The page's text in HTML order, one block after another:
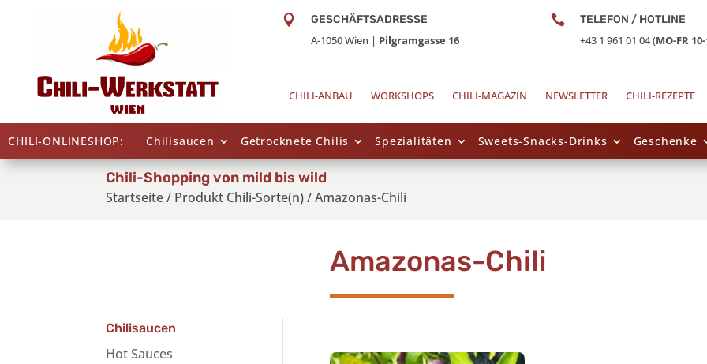
 GESCHÄFTSADRESSE
A-1050 Wien | Pilgramgasse 16
 TELEFON / HOTLINE
+43 1 961 01 04 (MO-FR
CHILI-ANBAU WORKSHOPS CHILI-MAGAZIN NEWSLETTER CHILI-REZEPTE
CHILI-ONLINESHOP: Chilisaucen Getrocknete Chilis Spezialitäten Sweets-Snacks-Drinks Geschenke
Chili-Shopping von mild bis wild
Startseite/ Produkt Chili-Sorte(n)/Amazonas-Chili
Amazonas-Chili
Chilisaucen
Hot Sauces